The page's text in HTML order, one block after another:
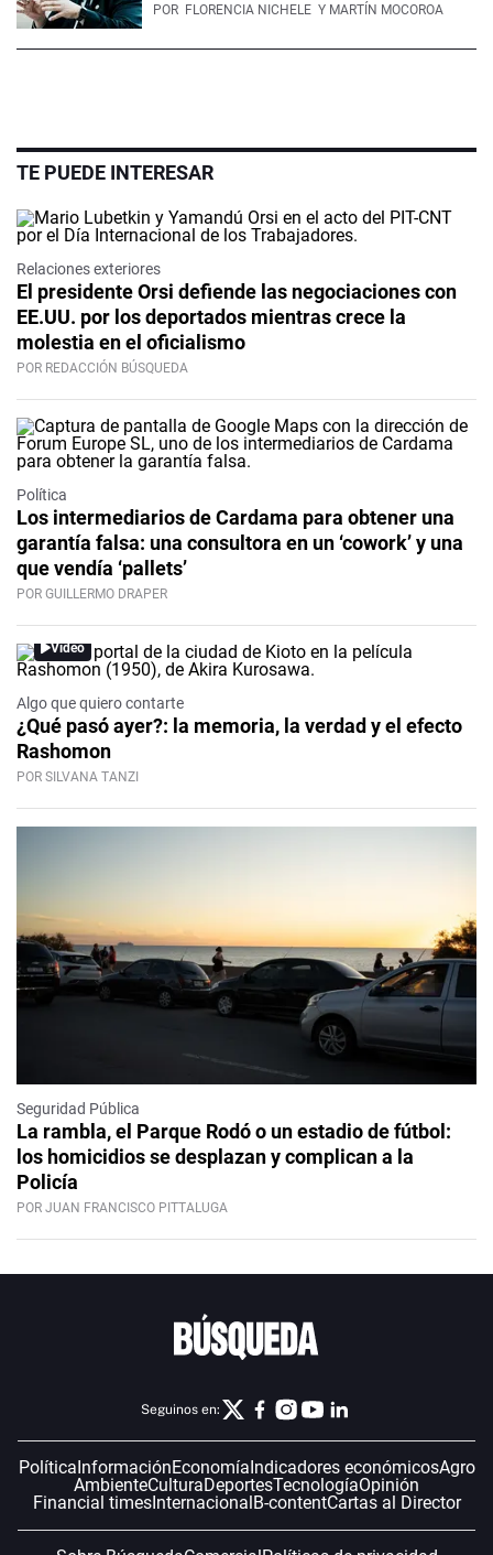
POR FLORENCIA NICHELE Y MARTÍN MOCOROA
TE PUEDE INTERESAR
Relaciones exteriores
El presidente Orsi defiende las negociaciones con
EE.UU. por los deportados mientras crece la
molestia en el oficialismo
POR REDACCIÓN BÚSQUEDA
Política
Los intermediarios de Cardama para obtener una
garantía falsa: una consultora en un ‘cowork’ y una
que vendía ‘pallets’
POR GUILLERMO DRAPER
Video
Algo que quiero contarte
¿Qué pasó ayer?: la memoria, la verdad y el efecto
Rashomon
POR SILVANA TANZI
Seguridad Pública
La rambla, el Parque Rodó o un estadio de fútbol:
los homicidios se desplazan y complican a la
Policía
POR JUAN FRANCISCO PITTALUGA
Seguinos en:
PolíticaInformaciónEconomíaIndicadores económicosAgro
AmbienteCulturaDeportesTecnologíaOpinión
Financial timesInternacionalB-contentCartas al Director